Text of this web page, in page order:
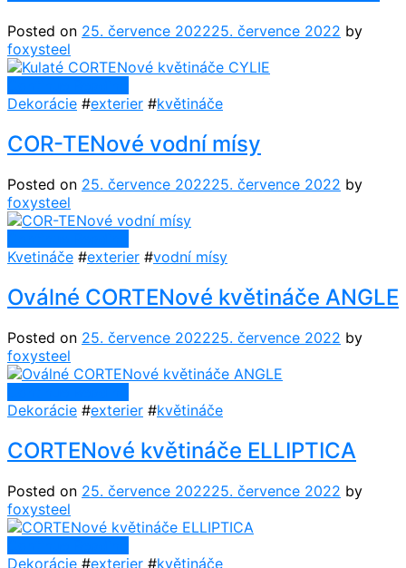
Posted on 25. července 202225. července 2022 by
foxysteel
Dekorácie #exterier #květináče
COR-TENové vodní mísy
Posted on 25. července 202225. července 2022 by
foxysteel
Kvetináče #exterier #vodní mísy
Oválné CORTENové květináče ANGLE
Posted on 25. července 202225. července 2022 by
foxysteel
Dekorácie #exterier #květináče
CORTENové květináče ELLIPTICA
Posted on 25. července 202225. července 2022 by
foxysteel
Dekorácie #exterier #květináče